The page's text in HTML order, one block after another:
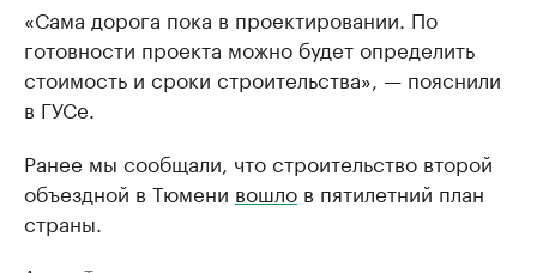
«Сама дорога пока в проектировании. По
готовности проекта можно будет определить
стоимость и сроки строительства», — пояснили
в ГУСе.
Ранее мы сообщали, что строительство второй
объездной в Тюмени вошло в пятилетний план
страны.